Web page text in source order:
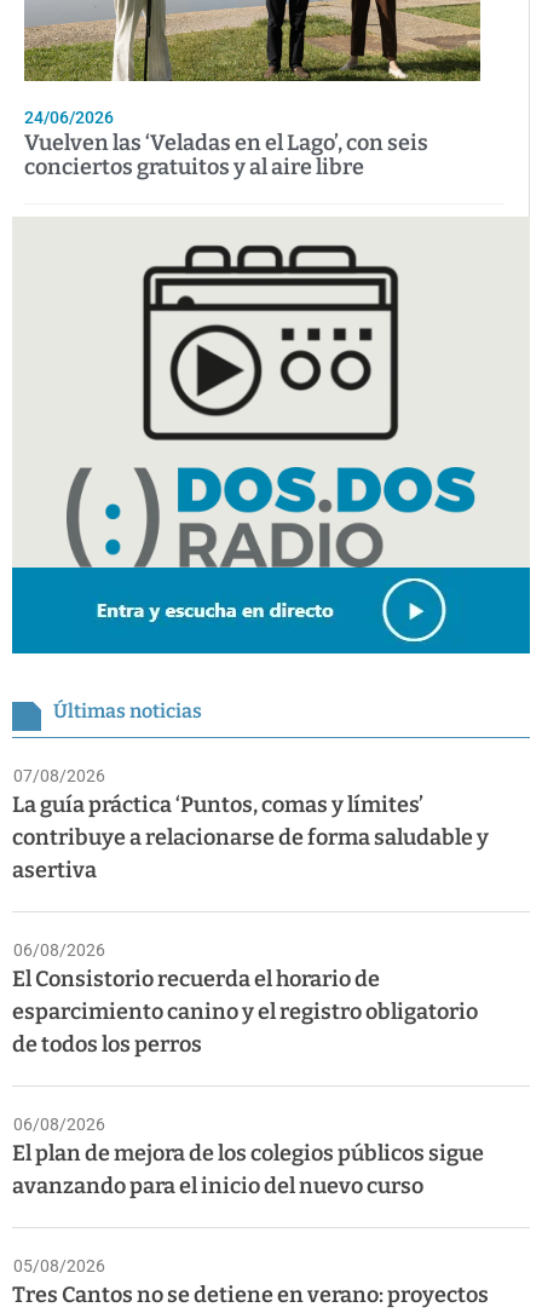
24/06/2026
Vuelven las ‘Veladas en el Lago’, con seis
conciertos gratuitos y al aire libre
Últimas noticias
07/08/2026
La guía práctica ‘Puntos, comas y límites’
contribuye a relacionarse de forma saludable y
asertiva
06/08/2026
El Consistorio recuerda el horario de
esparcimiento canino y el registro obligatorio
de todos los perros
06/08/2026
El plan de mejora de los colegios públicos sigue
avanzando para el inicio del nuevo curso
05/08/2026
Tres Cantos no se detiene en verano: proyectos